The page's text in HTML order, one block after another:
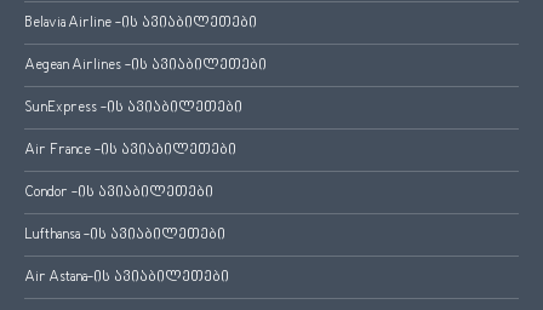
Belavia Airline -ის ავიაბილეთები
Aegean Airlines -ის ავიაბილეთები
SunExpress -ის ავიაბილეთები
Air France -ის ავიაბილეთები
Condor -ის ავიაბილეთები
Lufthansa -ის ავიაბილეთები
Air Astana-ის ავიაბილეთები